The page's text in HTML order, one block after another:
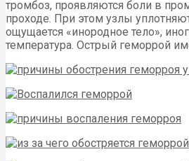
тромбоз, проявляются боли в
проходе. При этом узлы
ощущается «инородное тело»,
температура. Острый геморрой